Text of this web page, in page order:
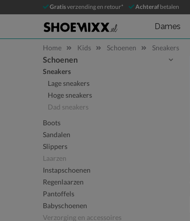
Gratisverzending en retour* Achteraf betalen
Dames
Home Kids Schoenen Sneakers
Sla categorieën over
Schoenen
Sneakers
Lage sneakers
Hoge sneakers
Dad sneakers
Boots
Sandalen
Slippers
Laarzen
Instapschoenen
Regenlaarzen
Pantoffels
Babyschoenen
Verzorging en accessoires